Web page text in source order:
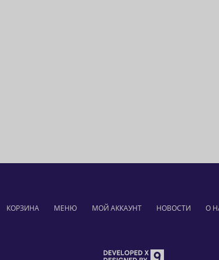
КОРЗИНА МЕНЮ МОЙ АККАУНТ НОВОСТИ О